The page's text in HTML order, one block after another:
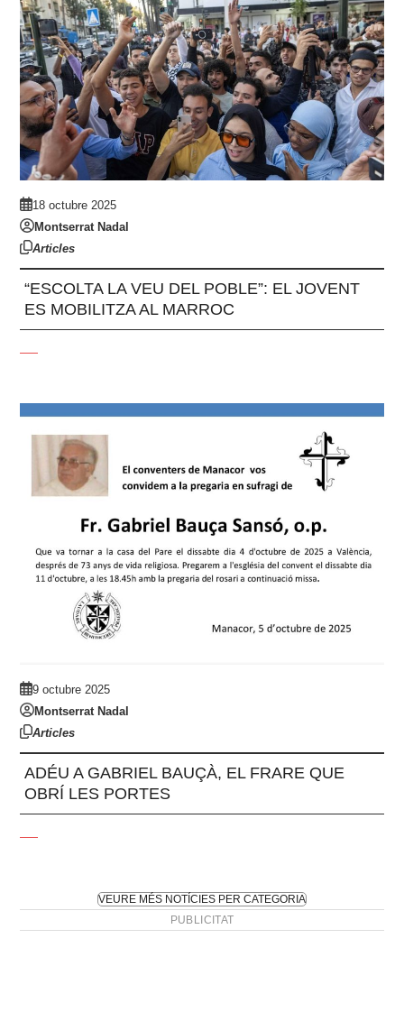
18 octubre 2025
Montserrat Nadal
Articles
“ESCOLTA LA VEU DEL POBLE”: EL JOVENT
ES MOBILITZA AL MARROC
9 octubre 2025
Montserrat Nadal
Articles
ADÉU A GABRIEL BAUÇÀ, EL FRARE QUE
OBRÍ LES PORTES
VEURE MÉS NOTÍCIES PER CATEGORIA
PUBLICITAT